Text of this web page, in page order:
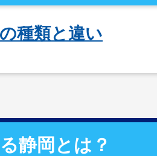
種類と違い
静岡とは？